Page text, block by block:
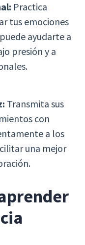
Practica
tus emociones
ayudarte a
presión y a
Transmita sus
con
a los
una mejor